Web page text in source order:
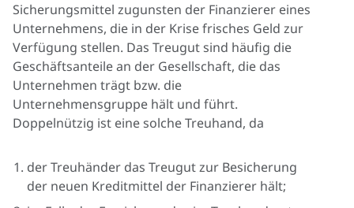
Sicherungsmittel zugunsten der Finanzierer eines
Unternehmens, die in der Krise frisches Geld zur
Verfügung stellen. Das Treugut sind häufig die
Geschäftsanteile an der Gesellschaft, die das
Unternehmen trägt bzw. die
Unternehmensgruppe hält und führt.
Doppelnützig ist eine solche Treuhand, da
der Treuhänder das Treugut zur Besicherung
der neuen Kreditmittel der Finanzierer hält;